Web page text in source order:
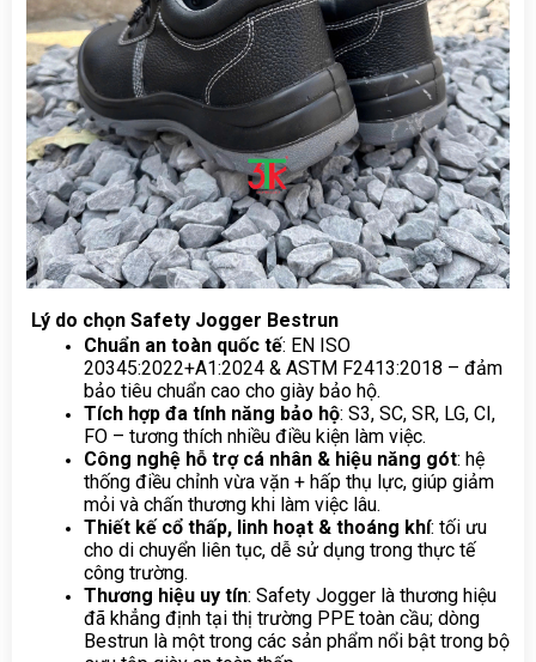
Lý do chọn Safety Jogger Bestrun
Chuẩn an toàn quốc tế: EN ISO
20345:2022+A1:2024 & ASTM F2413:2018 – đảm
bảo tiêu chuẩn cao cho giày bảo hộ.
Tích hợp đa tính năng bảo hộ: S3, SC, SR, LG, CI,
FO – tương thích nhiều điều kiện làm việc.
Công nghệ hỗ trợ cá nhân & hiệu năng gót: hệ
thống điều chỉnh vừa vặn + hấp thụ lực, giúp giảm
mỏi và chấn thương khi làm việc lâu.
Thiết kế cổ thấp, linh hoạt & thoáng khí: tối ưu
cho di chuyển liên tục, dễ sử dụng trong thực tế
công trường.
Thương hiệu uy tín: Safety Jogger là thương hiệu
đã khẳng định tại thị trường PPE toàn cầu; dòng
Bestrun là một trong các sản phẩm nổi bật trong bộ